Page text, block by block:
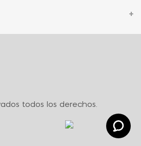
+
de promociones
todos los derechos.